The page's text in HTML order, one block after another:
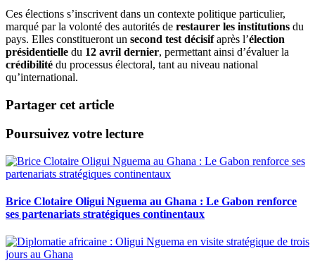
Ces élections s’inscrivent dans un contexte politique particulier,
marqué par la volonté des autorités de restaurer les institutions du
pays. Elles constitueront un second test décisifaprès l’élection
présidentielle du 12 avril dernier, permettant ainsi d’évaluer la
crédibilité du processus électoral, tant au niveau national
qu’international.
Partager cet article
Poursuivez votre lecture
Brice Clotaire Oligui Nguema au Ghana : Le Gabon renforce
ses partenariats stratégiques continentaux